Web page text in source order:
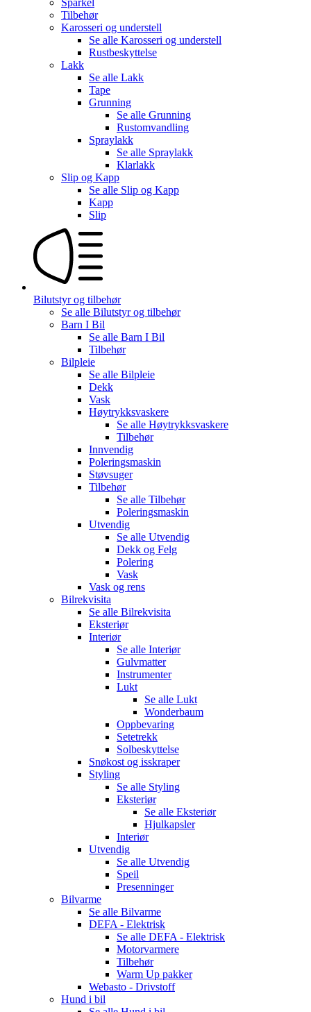
Tilbehør
Karosseri og understell
Se alle Karosseri og understell
Rustbeskyttelse
Lakk
Se alle Lakk
Tape
Grunning
Se alle Grunning
Rustomvandling
Spraylakk
Se alle Spraylakk
Klarlakk
Slip og Kapp
Se alle Slip og Kapp
Kapp
Slip
Bilutstyr og tilbehør
Se alle Bilutstyr og tilbehør
Barn I Bil
Se alle Barn I Bil
Tilbehør
Bilpleie
Se alle Bilpleie
Dekk
Vask
Høytrykksvaskere
Se alle Høytrykksvaskere
Tilbehør
Innvendig
Poleringsmaskin
Støvsuger
Tilbehør
Se alle Tilbehør
Poleringsmaskin
Utvendig
Se alle Utvendig
Dekk og Felg
Polering
Vask
Vask og rens
Bilrekvisita
Se alle Bilrekvisita
Eksteriør
Interiør
Se alle Interiør
Gulvmatter
Instrumenter
Lukt
Se alle Lukt
Wonderbaum
Oppbevaring
Setetrekk
Solbeskyttelse
Snøkost og isskraper
Styling
Se alle Styling
Eksteriør
Se alle Eksteriør
Hjulkapsler
Interiør
Utvendig
Se alle Utvendig
Speil
Presenninger
Bilvarme
Se alle Bilvarme
DEFA - Elektrisk
Se alle DEFA - Elektrisk
Motorvarmere
Tilbehør
Warm Up pakker
Webasto - Drivstoff
Hund i bil